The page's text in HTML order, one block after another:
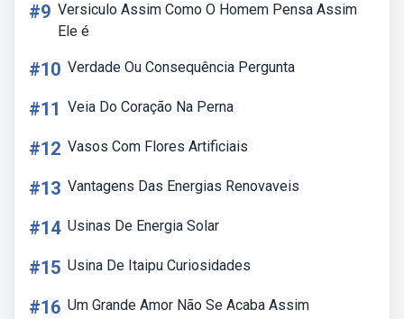
#9 Versiculo Assim Como O Homem Pensa Assim
Ele é
#10 Verdade Ou Consequência Pergunta
#11 Veia Do Coração Na Perna
#12 Vasos Com Flores Artificiais
#13 Vantagens Das Energias Renovaveis
#14 Usinas De Energia Solar
#15 Usina De Itaipu Curiosidades
#16 Um Grande Amor Não Se Acaba Assim